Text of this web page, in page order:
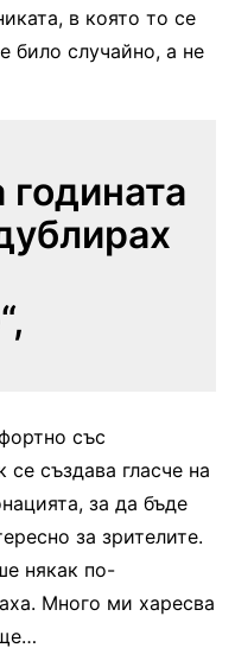
в която то се
било случайно, а не
годината
със
създава гласче на
за да бъде
за зрителите.
някак по-
Много ми харесва